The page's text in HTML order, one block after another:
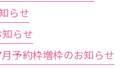
らせ
らせ
予約枠増枠のお知らせ